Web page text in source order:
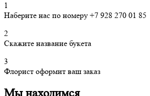
1
Наберите нас по номеру +7 928 270 01 85
2
Скажите название букета
3
Флорист оформит ваш заказ
Мы находимся